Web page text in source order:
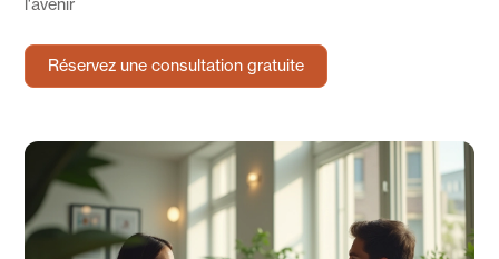
Réservez une consultation gratuite